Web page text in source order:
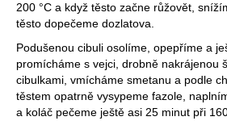
200 °C a když těsto začne růžovět,
těsto dopečeme dozlatova.
Podušenou cibuli osolíme, opepříme a
promícháme s vejci, drobně nakrájenou
cibulkami, vmícháme smetanu a podle
těstem opatrně vysypeme fazole,
a koláč pečeme ještě asi 25 minut při